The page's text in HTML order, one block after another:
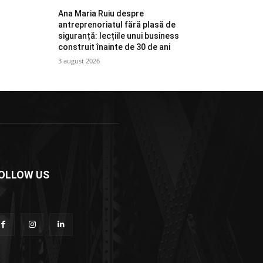
Ana Maria Ruiu despre
antreprenoriatul fără plasă de
siguranță: lecțiile unui business
construit înainte de 30 de ani
3 august 2026
US